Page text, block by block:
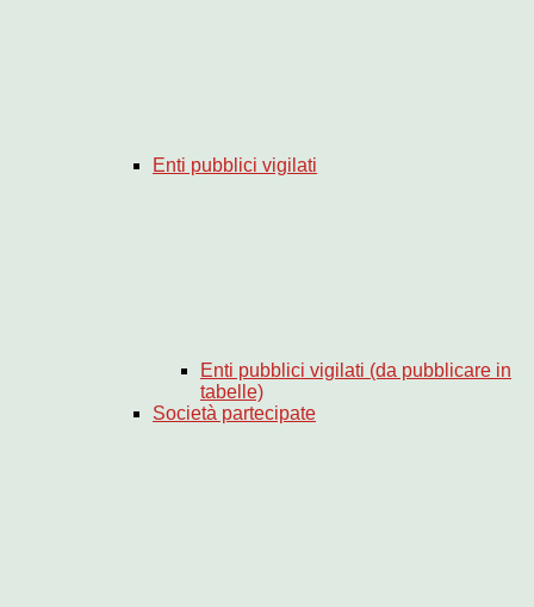
Enti pubblici vigilati
Enti pubblici vigilati (da pubblicare in
tabelle)
Società partecipate